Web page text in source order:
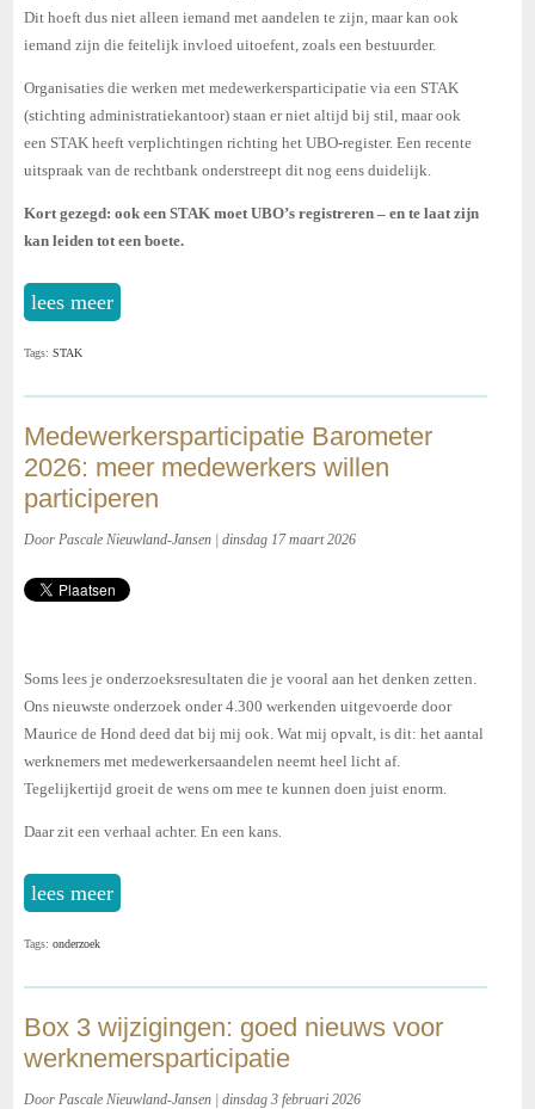
Dit hoeft dus niet alleen iemand met aandelen te zijn, maar kan ook
iemand zijn die feitelijk invloed uitoefent, zoals een bestuurder.
Organisaties die werken met medewerkersparticipatie via een STAK
(stichting administratiekantoor) staan er niet altijd bij stil, maar ook
een STAK heeft verplichtingen richting het UBO-register. Een recente
uitspraak van de rechtbank onderstreept dit nog eens duidelijk.
Kort gezegd: ook een STAK moet UBO’s registreren – en te laat zijn
kan leiden tot een boete.
lees meer
Tags:STAK
Medewerkersparticipatie Barometer
2026: meer medewerkers willen
participeren
Door Pascale Nieuwland-Jansen | dinsdag 17 maart 2026
Soms lees je onderzoeksresultaten die je vooral aan het denken zetten.
Ons nieuwste onderzoek onder 4.300 werkenden uitgevoerde door
Maurice de Hond deed dat bij mij ook. Wat mij opvalt, is dit: het aantal
werknemers met medewerkersaandelen neemt heel licht af.
Tegelijkertijd groeit de wens om mee te kunnen doen juist enorm.
Daar zit een verhaal achter. En een kans.
lees meer
Tags:onderzoek
Box 3 wijzigingen: goed nieuws voor
werknemersparticipatie
Door Pascale Nieuwland-Jansen | dinsdag 3 februari 2026